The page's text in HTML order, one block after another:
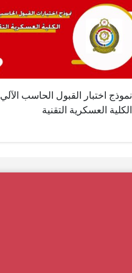
نموذج اختبار القبول الحاسب الآلي
الكلية العسكرية التقنية